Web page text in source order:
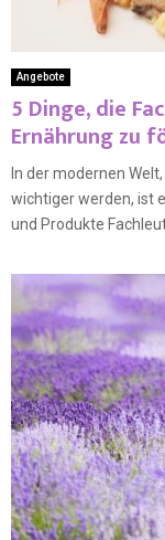
Angebote
5 Dinge, die
Ernährung zu
In der modernen
wichtiger werden, ist
und Produkte